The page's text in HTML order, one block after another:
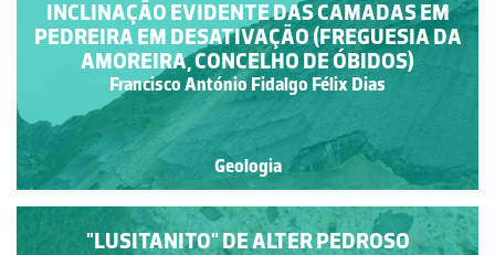
INCLINAÇÃO EVIDENTE DAS CAMADAS EM
PEDREIRA EM DESATIVAÇÃO (FREGUESIA DA
AMOREIRA, CONCELHO DE ÓBIDOS)
Francisco António Fidalgo Félix Dias
Geologia
"LUSITANITO" DE ALTER PEDROSO